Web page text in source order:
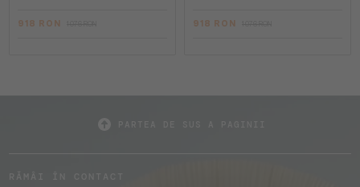
918 RON 918 RON